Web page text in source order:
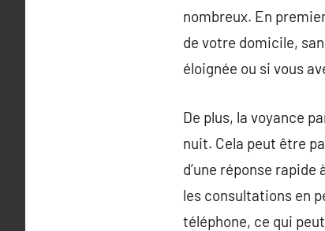
nombreux. En
de votre domicile,
éloignée ou si vous
De plus, la voyance
nuit. Cela peut être
d’une réponse
les consultations en
téléphone, ce qui